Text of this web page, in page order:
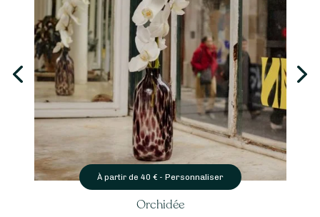
À partir de 40 € - Personnaliser
Orchidée